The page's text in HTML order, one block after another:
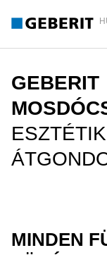
GEBERIT
MINDEN